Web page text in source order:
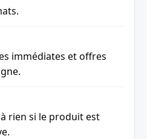
immédiates et offres
rien si le produit est